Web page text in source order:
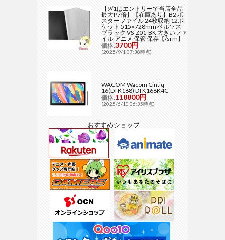
【9/1はエントリーで当店全品
最大P7倍】【在庫あり】B2 ポ
スターファイル 24枚収納 12ポ
ケット 515×728mm ベルソス
ブラック VS-Z01-BK 大きいファ
イル アニメ 保管 保存【/srm】
価格:3700円
(2025/9/1 07:38時点)
WACOM Wacom Cintiq
16(DTK168) DTK168K4C
価格:118800円
(2025/6/10 06:35時点)
おすすめショップ